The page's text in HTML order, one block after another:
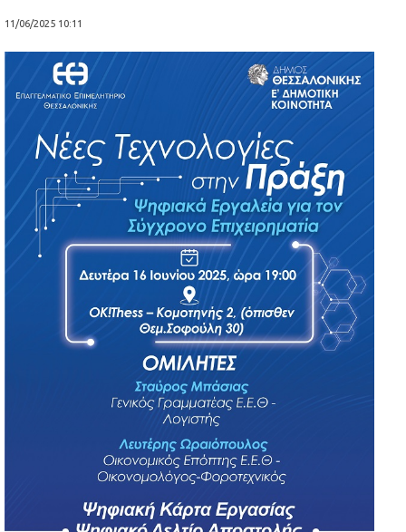
11/06/2025 10:11